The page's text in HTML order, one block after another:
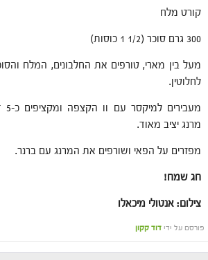
קורט מלח
300 גרם סוכר (1/2 1 כוסות)
מעל בין מארי, טורפים את החלבונים, המלח
לחלוטין.
מרנג יציב מאוד.
מפזרים על הפאי ושורפים את המרנג עם ברנר.
חג שמח!
צילום: אנטולי מיכאלו
פורסם על ידי דוד קקון